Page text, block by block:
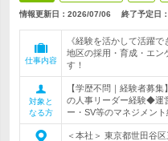
情報更新日：2026/07/06 終了予定日：
仕事内容
《経験を活かして活躍
地区の採用・育成・エン
す！
対象と
なる方
【学歴不問｜経験者募
の人事リーダー経験◆運
ー・SV等のマネジメン
＜本社＞ 東京都世田谷